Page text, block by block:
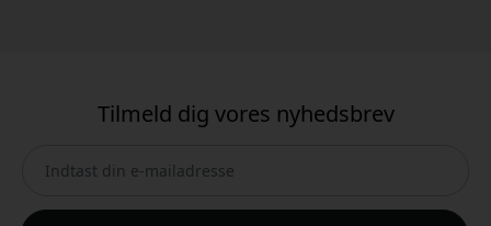
Tilmeld dig vores nyhedsbrev